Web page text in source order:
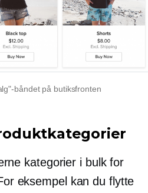
båndet på butiksfronten
kategorier i bulk for
eksempel kan du flytte